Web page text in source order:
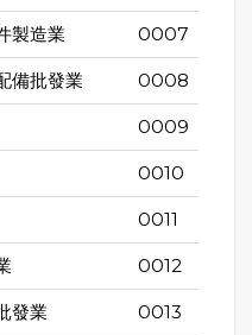
製造業 0007
備批發業 0008
0009
0010
0011
0012
發業 0013